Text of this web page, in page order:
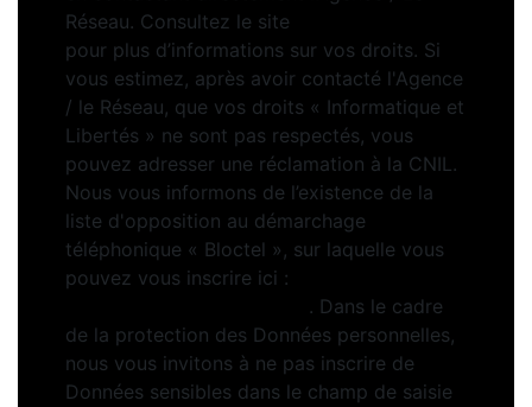
Réseau. Consultez le site
pour plus d’informations sur vos droits. Si
vous estimez, après avoir contacté l'Agence
/ le Réseau, que vos droits « Informatique et
Libertés » ne sont pas respectés, vous
pouvez adresser une réclamation à la CNIL.
Nous vous informons de l’existence de la
liste d'opposition au démarchage
téléphonique « Bloctel », sur laquelle vous
pouvez vous inscrire ici :
. Dans le cadre
de la protection des Données personnelles,
nous vous invitons à ne pas inscrire de
Données sensibles dans le champ de saisie